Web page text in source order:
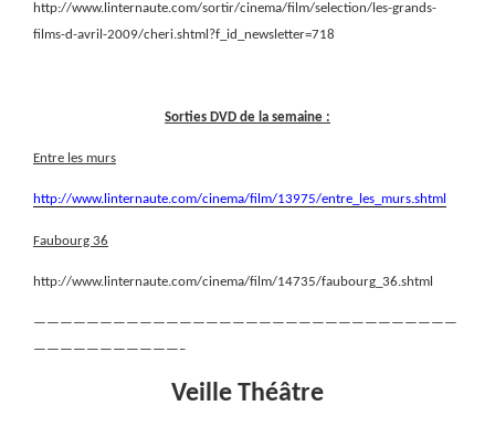
http://www.linternaute.com/sortir/cinema/film/selection/les-grands-
films-d-avril-2009/cheri.shtml?f_id_newsletter=718
Sorties DVD de la semaine :
Entre les murs
http://www.linternaute.com/cinema/film/13975/entre_les_murs.shtml
Faubourg 36
http://www.linternaute.com/cinema/film/14735/faubourg_36.shtml
————————————————————————————————
———————————–
Veille Théâtre